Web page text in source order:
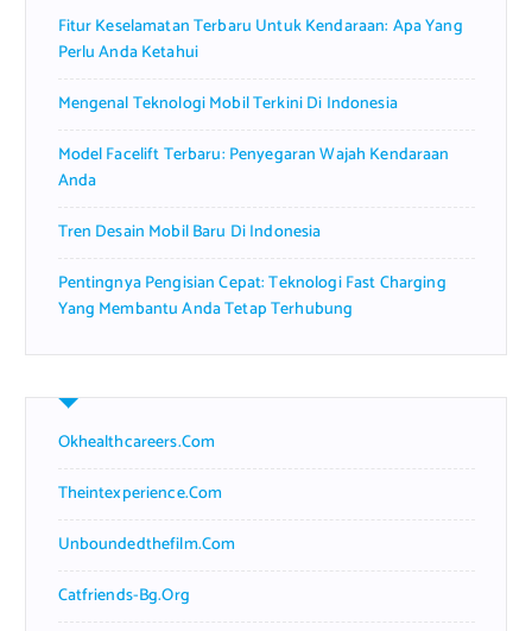
:Fitur Keselamatan Terbaru Untuk Kendaraan: Apa Yang
Perlu Anda Ketahui
Mengenal Teknologi Mobil Terkini Di Indonesia
Model Facelift Terbaru: Penyegaran Wajah Kendaraan
Anda
Tren Desain Mobil Baru Di Indonesia
Pentingnya Pengisian Cepat: Teknologi Fast Charging
Yang Membantu Anda Tetap Terhubung
Okhealthcareers.com
Theintexperience.com
Unboundedthefilm.com
Catfriends-Bg.org